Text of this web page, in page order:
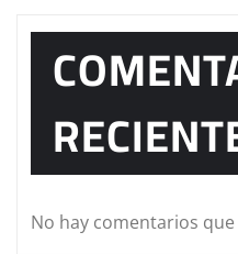
No hay comentarios